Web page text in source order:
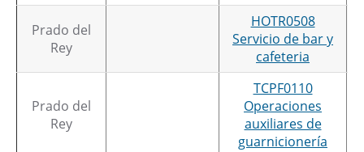
Prado del
Rey
HOTR0508
Servicio de bar y
cafeteria
Prado del
Rey
TCPF0110
Operaciones
auxiliares de
guarnicionería